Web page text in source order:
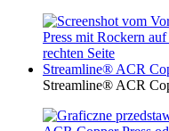
Streamline® ACR
Streamline® ACR